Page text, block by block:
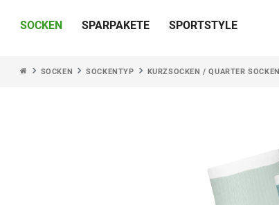
SOCKEN SPARPAKETE SPORTSTYLE
SOCKEN SOCKENTYP KURZSOCKEN / QUARTER SOCKEN